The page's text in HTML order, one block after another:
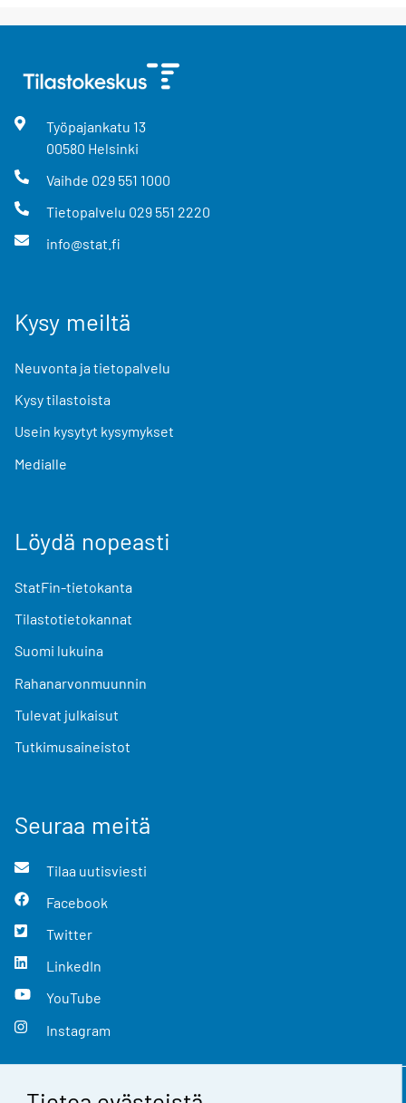
Työpajankatu 13
00580 Helsinki
Vaihde 029 551 1000
Tietopalvelu 029 551 2220
info@stat.fi
Kysy meiltä
Neuvonta ja tietopalvelu
Kysy tilastoista
Usein kysytyt kysymykset
Medialle
Löydä nopeasti
StatFin-tietokanta
Tilastotietokannat
Suomi lukuina
Rahanarvonmuunnin
Tulevat julkaisut
Tutkimusaineistot
Seuraa meitä
Tilaa uutisviesti
Facebook
Twitter
LinkedIn
YouTube
Instagram